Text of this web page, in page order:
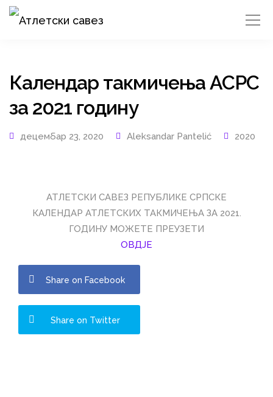
Календар такмичења АСРС
за 2021 годину
децембар 23, 2020 Aleksandar Pantelić 2020
АТЛЕТСКИ САВЕЗ РЕПУБЛИКЕ СРПСКЕ
КАЛЕНДАР АТЛЕТСКИХ ТАКМИЧЕЊА ЗА 2021.
ГОДИНУ МОЖЕТЕ ПРЕУЗЕТИ
ОВДЈЕ
Share on Facebook
Share on Twitter